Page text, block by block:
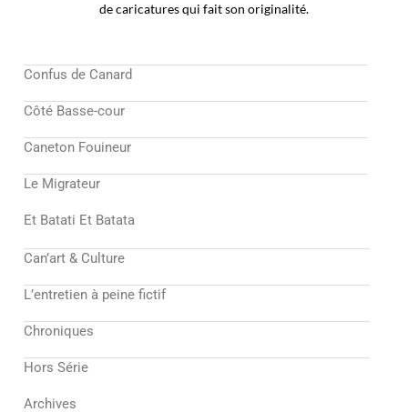
de caricatures qui fait son originalité.
Confus de Canard
Côté Basse-cour
Caneton Fouineur
Le Migrateur
Et Batati Et Batata
Can’art & Culture
L’entretien à peine fictif
Chroniques
Hors Série
Archives